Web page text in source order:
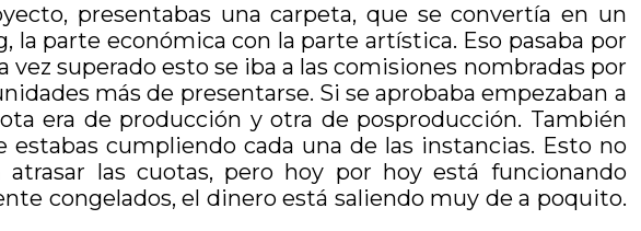
presentabas una carpeta, que se convertía en un
parte económica con la parte artística. Eso pasaba por
superado esto se iba a las comisiones nombradas por
más de presentarse. Si se aprobaba empezaban a
era de producción y otra de posproducción. También
cumpliendo cada una de las instancias. Esto no
las cuotas, pero hoy por hoy está funcionando
congelados, el dinero está saliendo muy de a poquito.